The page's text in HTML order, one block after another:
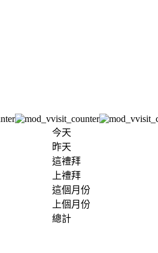
今天
昨天
這禮拜
上禮拜
這個月份
上個月份
總計